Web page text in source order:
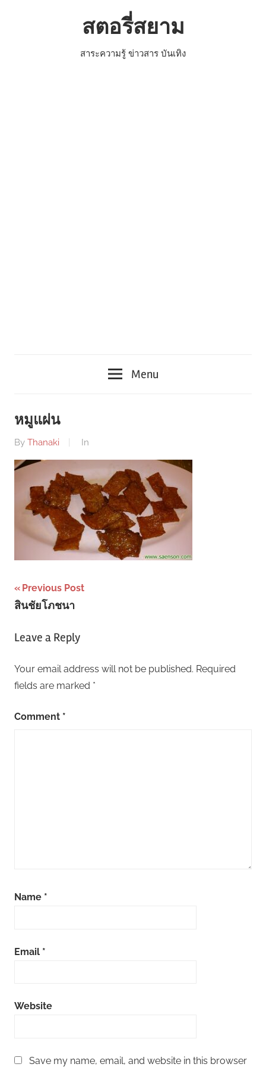
สตอรี่สยาม
สาระความรู้ ข่าวสาร บันเทิง
Menu
หมูแผ่น
By Thanaki In
Post
navigation
Previous Post
สินชัยโภชนา
Leave a Reply
Your email address will not be published. Required
fields are marked *
Comment *
Name *
Email *
Website
Save my name, email, and website in this browser